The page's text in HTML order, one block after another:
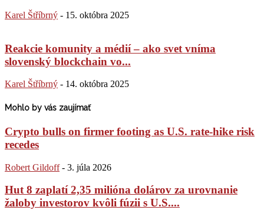
Karel Štříbrný - 15. októbra 2025
Reakcie komunity a médií – ako svet vníma
slovenský blockchain vo...
Karel Štříbrný - 14. októbra 2025
Mohlo by vás zaujímať
Crypto bulls on firmer footing as U.S. rate-hike risk
recedes
Robert Gildoff - 3. júla 2026
Hut 8 zaplatí 2,35 milióna dolárov za urovnanie
žaloby investorov kvôli fúzii s U.S....